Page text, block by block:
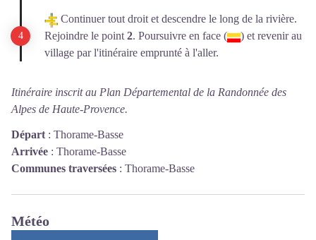
Continuer tout droit et descendre le long de la rivière.
Rejoindre le point 2. Poursuivre en face (
) et revenir au
village par l'itinéraire emprunté à l'aller.
Itinéraire inscrit au Plan Départemental de la Randonnée des
Alpes de Haute-Provence.
Départ : Thorame-Basse
Arrivée : Thorame-Basse
Communes traversées : Thorame-Basse
Météo